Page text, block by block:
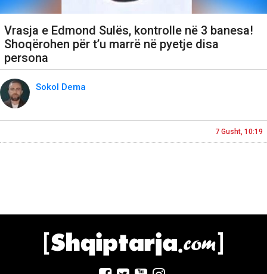
Vrasja e Edmond Sulës, kontrolle në 3 banesa!
Shoqërohen për t’u marrë në pyetje disa
persona
Sokol Dema
7 Gusht, 10:19